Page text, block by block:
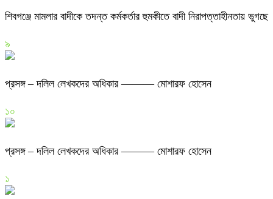
শিবগঞ্জে মামলার বাদীকে তদন্ত কর্মকর্তার হুমকীতে বাদী নিরাপত্তাহীনতায় ভুগছে
৯
প্রসঙ্গ – দলিল লেখকদের অধিকার ——— মোশারফ হোসেন
১০
প্রসঙ্গ – দলিল লেখকদের অধিকার ——— মোশারফ হোসেন
১